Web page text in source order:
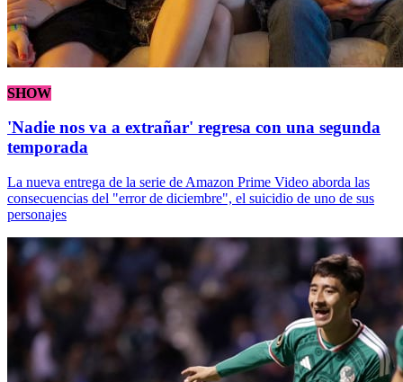
SHOW
'Nadie nos va a extrañar' regresa con una segunda
temporada
La nueva entrega de la serie de Amazon Prime Video aborda las
consecuencias del "error de diciembre", el suicidio de uno de sus
personajes